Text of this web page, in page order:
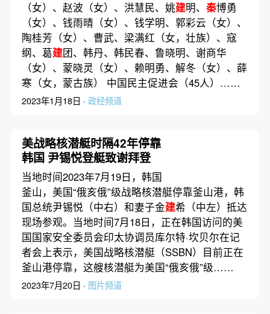
（女）、赵波（女）、洪慧民、姚建明、 秦博勇
（女）、钱雨晴（女）、钱学明、郭彩云（女）、
陶桂芳（女）、曹武、梁满红（女，壮族）、寇
纲、葛建团、韩丹、韩民春、鲁晓明、谢商华
（女）、蒙晓灵（女）、赖明勇、解冬（女）、薛
寒（女，蒙古族） 中国民主促进会（45人）……
2023年1月18日 · 政经频道
美战略核潜艇时隔42年停靠
韩国 尹锡悦登艇致谢拜登
当地时间2023年7月19日，韩国
釜山，美国“俄亥俄”级战略核潜艇停靠釜山港，韩
国总统尹锡悦（中右）和妻子金建希（中左）抵达
现场参观。当地时间7月18日，正在韩国访问的美
国国家安全委员会印太协调员库尔特·坎贝尔在记
者会上表示，美国战略核潜艇（SSBN）目前正在
釜山港停靠，这艘核潜艇为美国“俄亥俄”级……
2023年7月20日 · 图片频道